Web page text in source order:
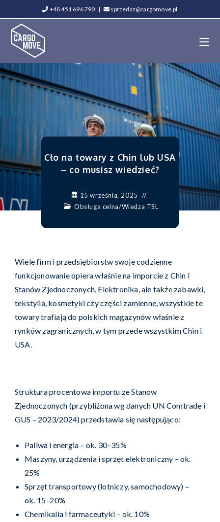
+48 451 696 790 | sprzedaz@cargomove.pl
Cło na towary z Chin lub USA
– co musisz wiedzieć?
15 września, 2025
Obsługa celna/Wiedza TSL
Wiele firm i przedsiębiorstw swoje codzienne
funkcjonowanie opiera właśnie na imporcie z Chin i
Stanów Zjednoczonych. Elektronika, ale także zabawki,
tekstylia, kosmetyki czy części zamienne, wszystkie te
towary trafiają do polskich magazynów właśnie z
rynków zagranicznych, w tym przede wszystkim Chin i
USA.
Struktura procentowa importu ze Stanow
Zjednoczonych (przybliżona wg danych UN Comtrade i
GUS – 2023/2024) przedstawia się następująco:
Paliwa i energia – ok. 30–35%
Maszyny, urządzenia i sprzęt elektroniczny – ok.
25%
Sprzęt transportowy (lotniczy, samochodowy) –
ok. 15–20%
Chemikalia i farmaceutyki – ok. 10%